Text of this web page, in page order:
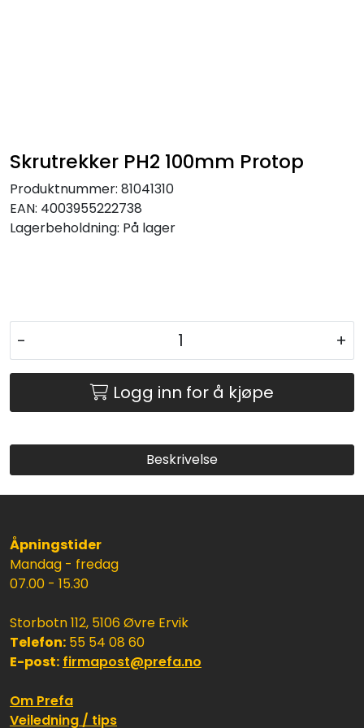
Skrutrekker PH2 100mm Protop
Produktnummer: 81041310
EAN: 4003955222738
Lagerbeholdning: På lager
- +
Logg inn for å kjøpe
Beskrivelse
Åpningstider
Mandag - fredag
07.00 - 15.30
Storbotn 112, 5106 Øvre Ervik
Telefon: 55 54 08 60
E-post: firmapost@prefa.no
Om Prefa
Veiledning / tips